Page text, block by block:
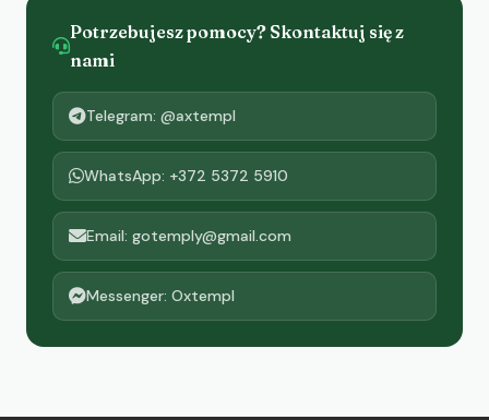
Potrzebujesz pomocy? Skontaktuj się z
nami
Telegram: @axtempl
WhatsApp: +372 5372 5910
Email: gotemply@gmail.com
Messenger: Oxtempl